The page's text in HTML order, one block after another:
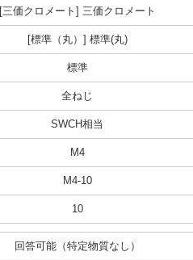
[三価クロメート] 三価クロメート
[標準（丸）] 標準(丸)
標準
全ねじ
SWCH相当
M4
M4-10
10
回答可能（特定物質なし）